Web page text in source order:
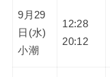
9月29
日(水)
小潮
12:28
20:12